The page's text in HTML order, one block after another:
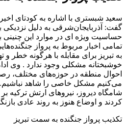
سعید شبستری با اشاره به کودتای
گفت: آذربایجان‌شرقی به دلیل نزدیکی
حساسیت ویژه ای در موارد این
تمامی اخبار مربوط به پرواز
به تبریز برای مقابله با هرگونه خطر و
خوشبختانه مشکلی وجود ندارد . وی
احوال منطقه در حوزه‌های مختلف،
می‌کنیم مشکل خاصی را شاهد
شامگاه دیروز، نیروهای ارتش ترکیه
کردند و اوضاع هنوز به روند عادی
تکذیب پرواز جنگنده به سمت تبریز